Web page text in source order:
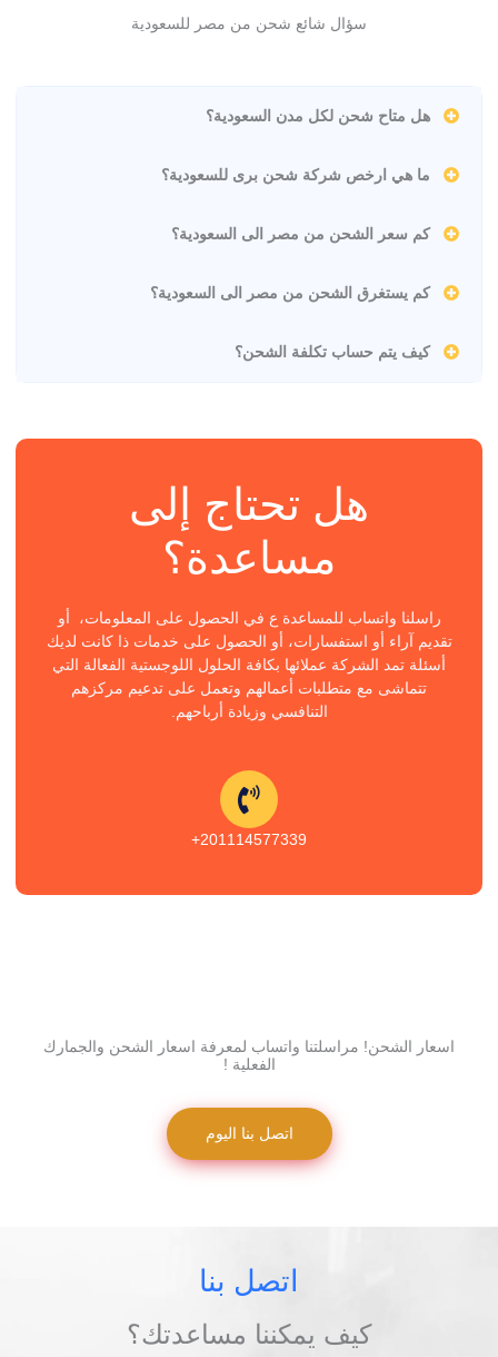
سؤال شائع شحن من مصر للسعودية
هل متاح شحن لكل مدن السعودية؟
ما هي ارخص شركة شحن برى للسعودية؟
كم سعر الشحن من مصر الى السعودية؟
كم يستغرق الشحن من مصر الى السعودية؟
كيف يتم حساب تكلفة الشحن؟
هل تحتاج إلى
مساعدة؟
راسلنا واتساب للمساعدة ع في الحصول على المعلومات، أو
تقديم آراء أو استفسارات، أو الحصول على خدمات ذا كانت لديك
أسئلة تمد الشركة عملائها بكافة الحلول اللوجستية الفعالة التي
تتماشى مع متطلبات أعمالهم وتعمل على تدعيم مركزهم
التنافسي وزيادة أرباحهم.
201114577339+
اسعار الشحن! مراسلتنا واتساب لمعرفة اسعار الشحن والجمارك
الفعلية !
اتصل بنا اليوم
اتصل بنا
كيف يمكننا مساعدتك؟